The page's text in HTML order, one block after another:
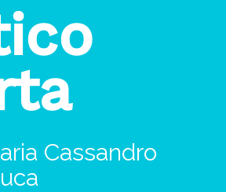
Cassandro